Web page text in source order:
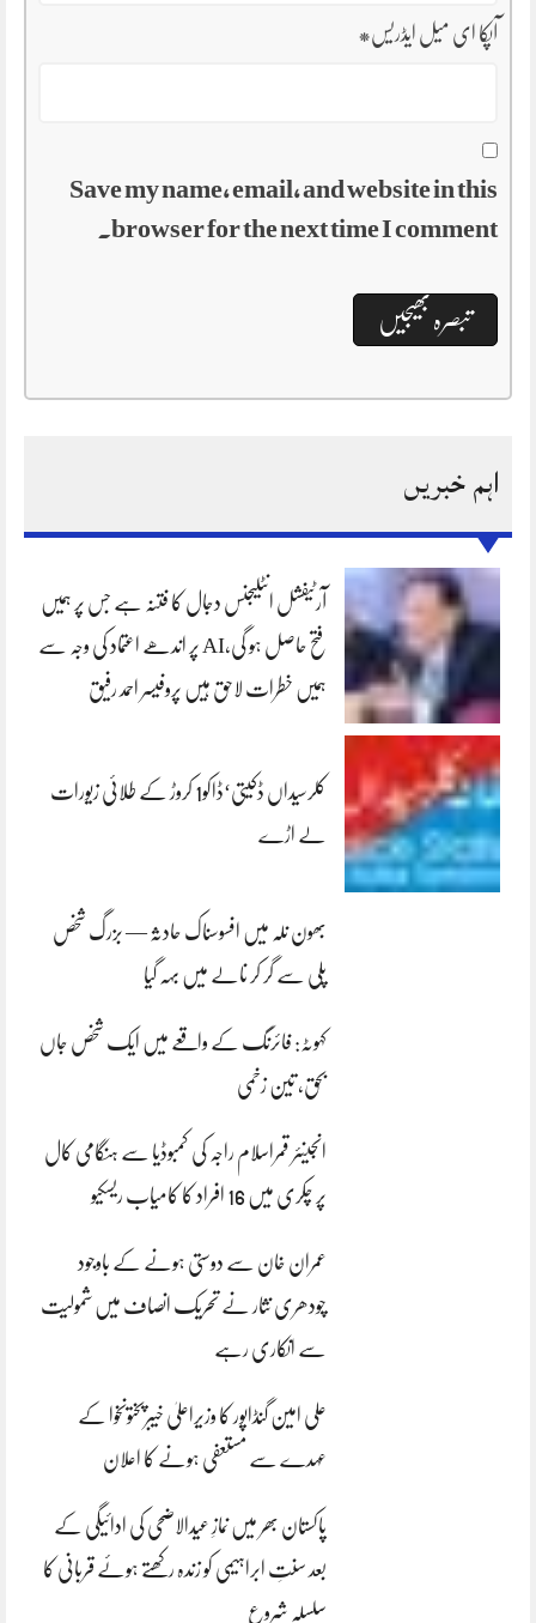
آپکا ای میل ایڈریس*
Save my name, email, and website in this
browser for the next time I comment.
اہم خبریں
آرٹیفشل انٹلیجنس دجال کا فتنہ ہے جس پر ہمیں
فتح حاصل ہو گی،AI پر اندھے اعتماد کی وجہ سے
ہمیں خطرات لاحق ہیں پروفیسر احمد رفیق
کلرسیداں ڈکیتی‘ڈاکو1 کروڑ کے طلائی زیورات
لے اڑے
بھون نلہ میں افسوسناک حادثہ — بزرگ شخص
پلی سے گر کر نالے میں بہہ گیا
کہوٹہ: فائرنگ کے واقعے میں ایک شخص جاں
بحق، تین زخمی
انجینئر قمراسلام راجہ کی کمبوڈیا سے ہنگامی کال
پر چکری میں 16 افراد کا کامیاب ریسکیو
عمران خان سے دوستی ہونے کے باوجود
چودھری نثار نے تحریک انصاف میں شمولیت
سے انکاری رہے
علی امین گنڈاپور کا وزیراعلیٰ خیبرپختونخوا کے
عہدے سے مستعفی ہونے کا اعلان
پاکستان بھر میں نمازِ عیدالاضحی کی ادائیگی کے
بعد سنتِ ابراہیمی کو زندہ رکھتے ہوئے قربانی کا
سلسلہ شروع